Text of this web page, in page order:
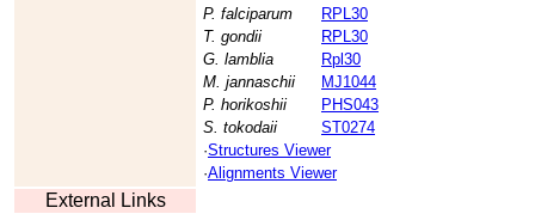
P. falciparum
RPL30
T. gondii
RPL30
G. lamblia
Rpl30
M. jannaschii
MJ1044
P. horikoshii
PHS043
S. tokodaii
ST0274
·Structures Viewer
·Alignments Viewer
External Links